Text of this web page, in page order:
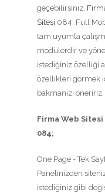
geçebilirsiniz.
Sitesi 084, Full
tam uyumla
modülerdir ve
istediğiniz özelliği
özellikleri görmek
bakmanızı öneririz.
Firma Web Sitesi
084;
One Page - Tek
Panelinizden
istediğiniz gibi